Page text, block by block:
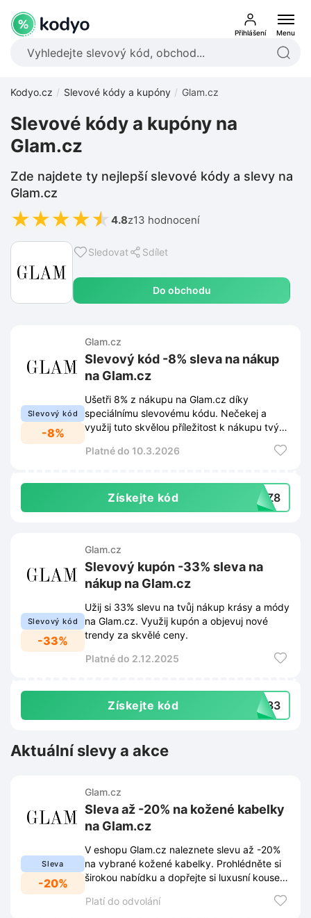
Přihlášení Menu
Kodyo.cz Slevové kódy a kupóny Glam.cz
Sledovat Sdílet
Do obchodu
Slevové kódy a kupóny na
Glam.cz
Zde najdete ty nejlepší slevové kódy a slevy na
Glam.cz
★★★★★ 4.8z13 hodnocení
Slevový kód
-8%
Glam.cz
Slevový kód -8% sleva na nákup
na Glam.cz
Ušetři 8% z nákupu na Glam.cz díky
speciálnímu slevovému kódu. Nečekej a
využij tuto skvělou příležitost k nákupu tvých
Platné do 10.3.2026
Získejte kód MDZ8
Slevový kód
-33%
Glam.cz
Slevový kupón -33% sleva na
nákup na Glam.cz
Užij si 33% slevu na tvůj nákup krásy a módy
na Glam.cz. Využij kupón a objevuj nové
trendy za skvělé ceny.
Platné do 2.12.2025
Získejte kód UR33
Aktuální slevy a akce
Sleva
-20%
Glam.cz
Sleva až -20% na kožené kabelky
na Glam.cz
V eshopu Glam.cz naleznete slevu až -20%
na vybrané kožené kabelky. Prohlédněte si
širokou nabídku a dopřejte si luxusní kousek
Platí do odvolání